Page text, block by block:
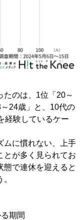
たのは、1位「20～
24歳」と、10代の
経験しているケー
ムに慣れない、上手
とが多く見られてお
態で連休を迎えると
期間